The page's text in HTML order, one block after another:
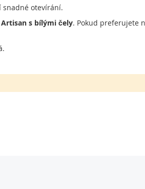
otevírání.
s bílými čely. Pokud preferujete